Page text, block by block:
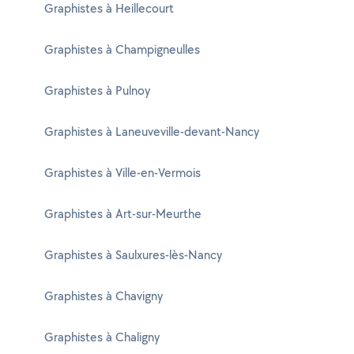
Graphistes à Heillecourt
Graphistes à Champigneulles
Graphistes à Pulnoy
Graphistes à Laneuveville-devant-Nancy
Graphistes à Ville-en-Vermois
Graphistes à Art-sur-Meurthe
Graphistes à Saulxures-lès-Nancy
Graphistes à Chavigny
Graphistes à Chaligny